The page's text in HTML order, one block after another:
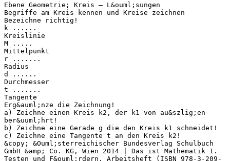
Ebene Geometrie; Kreis – L&ouml;sungen
Begriffe am Kreis kennen und Kreise zeichnen
Bezeichne richtig!
k ......
Kreislinie
M .....
Mittelpunkt
r .......
Radius
d ......
Durchmesser
t .......
Tangente
Erg&auml;nze die Zeichnung!
a) Zeichne einen Kreis k2, der k1 von au&szlig;en
ber&uuml;hrt!
b) Zeichne eine Gerade g die den Kreis k1 schneidet!
c) Zeichne eine Tangente t an den Kreis k2!
&copy; &Ouml;sterreichischer Bundesverlag Schulbuch
GmbH &amp; Co. KG, Wien 2014 | Das ist Mathematik 1.
Testen und F&ouml;rdern, Arbeitsheft (ISBN 978-3-209-